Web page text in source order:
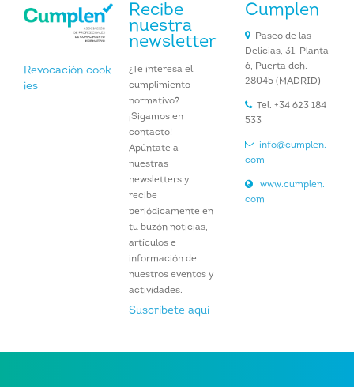
Revocación cook
ies
Recibe
nuestra
newsletter
¿Te interesa el
cumplimiento
normativo?
¡Sigamos en
contacto!
Apúntate a
nuestras
newsletters y
recibe
periódicamente en
tu buzón noticias,
artículos e
información de
nuestros eventos y
actividades.
Suscríbete aquí
Cumplen
Paseo de las
Delicias, 31. Planta
6, Puerta dch.
28045 (MADRID)
Tel. +34 623 184
533
info@cumplen.
com
www.cumplen.
com